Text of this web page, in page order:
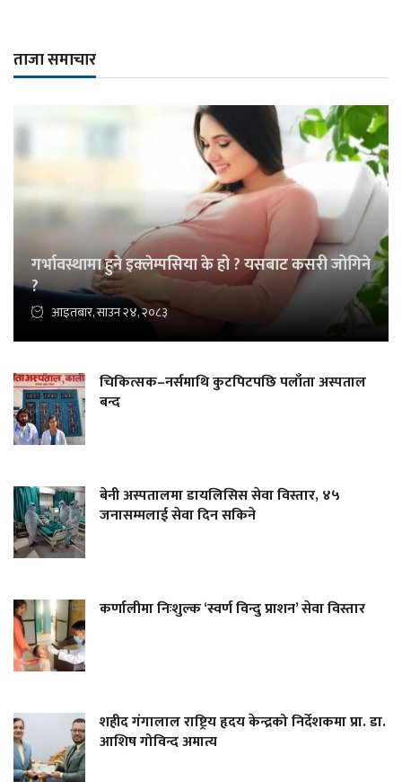
ताजा समाचार
गर्भावस्थामा हुने इक्लेम्पसिया के हो ? यसबाट कसरी जोगिने
?
आइतबार, साउन २४, २०८३
चिकित्सक–नर्समाथि कुटपिटपछि पलाँता अस्पताल
बन्द
बेनी अस्पतालमा डायलिसिस सेवा विस्तार, ४५
जनासम्मलाई सेवा दिन सकिने
कर्णालीमा निःशुल्क ‘स्वर्ण विन्दु प्राशन’ सेवा विस्तार
शहीद गंगालाल राष्ट्रिय हृदय केन्द्रको निर्देशकमा प्रा. डा.
आशिष गोविन्द अमात्य